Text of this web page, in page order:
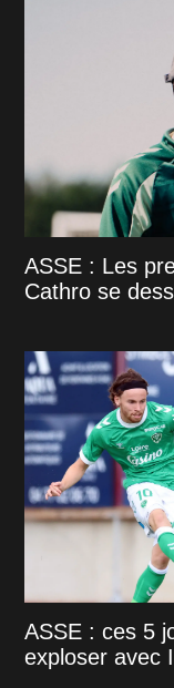
ASSE : Les
Cathro se
ASSE : ces 5
exploser avec